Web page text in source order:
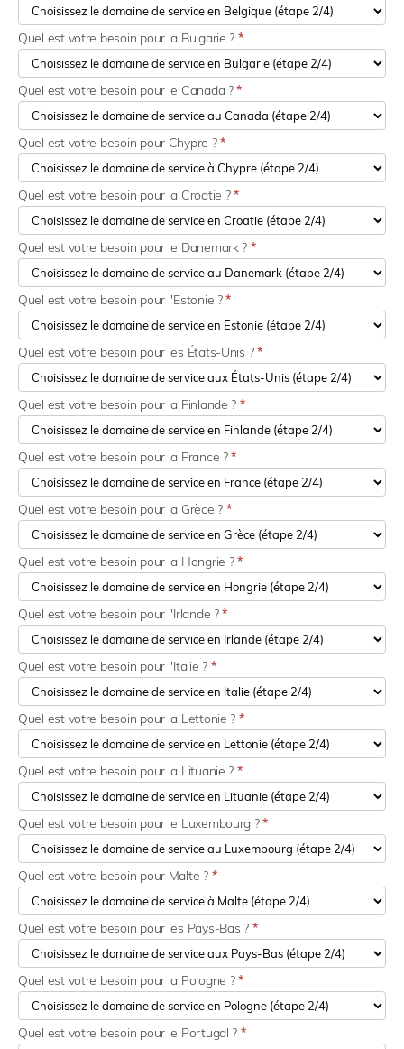
Quel est votre besoin pour la Bulgarie ? *
Quel est votre besoin pour le Canada ?*
Quel est votre besoin pour Chypre ?*
Quel est votre besoin pour la Croatie ?*
Quel est votre besoin pour le Danemark ? *
Quel est votre besoin pour l'Estonie ?*
Quel est votre besoin pour les États-Unis ?*
Quel est votre besoin pour la Finlande ? *
Quel est votre besoin pour la France ?*
Quel est votre besoin pour la Grèce ? *
Quel est votre besoin pour la Hongrie ?*
Quel est votre besoin pour l'Irlande ?*
Quel est votre besoin pour l'Italie ? *
Quel est votre besoin pour la Lettonie ? *
Quel est votre besoin pour la Lituanie ? *
Quel est votre besoin pour le Luxembourg ?*
Quel est votre besoin pour Malte ? *
Quel est votre besoin pour les Pays-Bas ? *
Quel est votre besoin pour la Pologne ?*
Quel est votre besoin pour le Portugal ? *